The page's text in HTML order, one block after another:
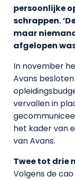
persoonlijke
schrappen.
maar
afgelopen
In november
Avans
vervallen in
het kader van
van Avans.
Twee tot drie
Volgens de